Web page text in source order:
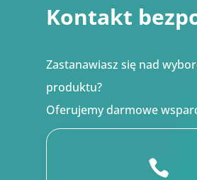
Kontakt
Zastanawiasz się nad
produktu?
Oferujemy darmowe
